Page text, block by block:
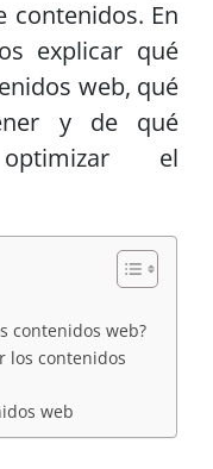
contenidos. En
explicar qué
web, qué
y de qué
el
contenidos web?
los contenidos
web